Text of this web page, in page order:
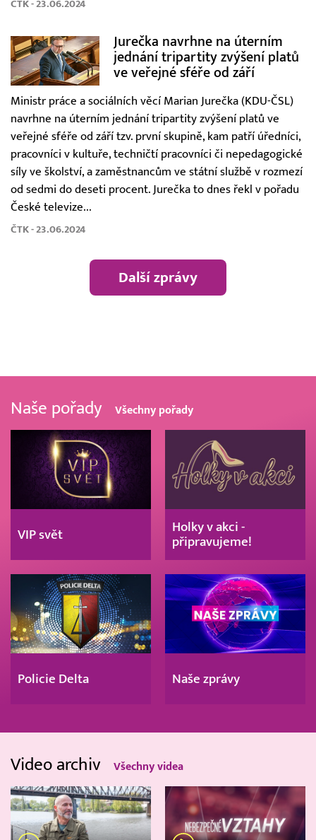
ČTK - 23.06.2024
Jurečka navrhne na úterním
jednání tripartity zvýšení platů
ve veřejné sféře od září
Ministr práce a sociálních věcí Marian Jurečka (KDU-ČSL)
navrhne na úterním jednání tripartity zvýšení platů ve
veřejné sféře od září tzv. první skupině, kam patří úředníci,
pracovníci v kultuře, techničtí pracovníci či nepedagogické
síly ve školství, a zaměstnancům ve státní službě v rozmezí
od sedmi do deseti procent. Jurečka to dnes řekl v pořadu
České televize...
ČTK - 23.06.2024
Další zprávy
Naše pořady Všechny pořady
VIP svět
Holky v akci -
připravujeme!
Policie Delta Naše zprávy
Video archiv Všechny videa